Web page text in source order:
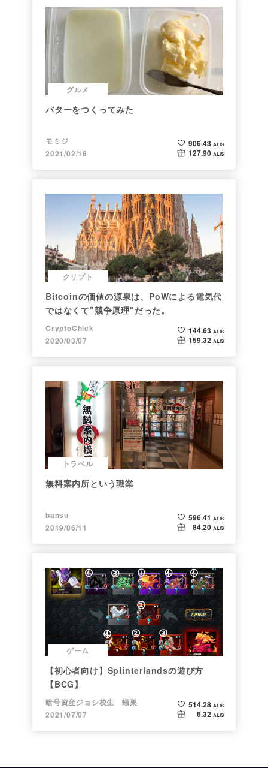
グルメ
バターをつくってみた
モミジ
2021/02/18
906.43 ALIS
127.90 ALIS
クリプト
Bitcoinの価値の源泉は、PoWによる電気代
ではなくて"競争原理"だった。
CryptoChick
2020/03/07
144.63 ALIS
159.32 ALIS
トラベル
無料案内所という職業
bansu
2019/06/11
596.41 ALIS
84.20 ALIS
ゲーム
【初心者向け】Splinterlandsの遊び方
【BCG】
暗号資産ジョシ校生 蟻巣
2021/07/07
514.28 ALIS
6.32 ALIS